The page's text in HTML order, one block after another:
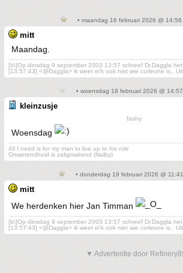
• maandag 16 februari 2026 @ 14:56
mitt
Maandag.
[b\]Op dinsdag 9 september 2003 13:57 schreef Dr.Daggla
[13:57:43] <@Daggla> ik weet ei'k ook niet wie corleone is..
• woensdag 18 februari 2026 @
kleinzusje
fashy
Woensdag
All I need is for my man to live up to his role
Onwetendheid is zaligmakend (Nalby)
• donderdag 19 februari 2026 @
mitt
We herdenken hier Jan Timman
[b\]Op dinsdag 9 september 2003 13:57 schreef Dr.Daggla
[13:57:43] <@Daggla> ik weet ei'k ook niet wie corleone is..
▼ Advertentie door